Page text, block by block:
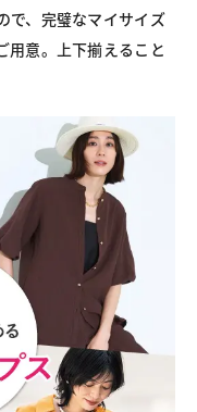
で、完璧なマイサイズ
用意。上下揃えること